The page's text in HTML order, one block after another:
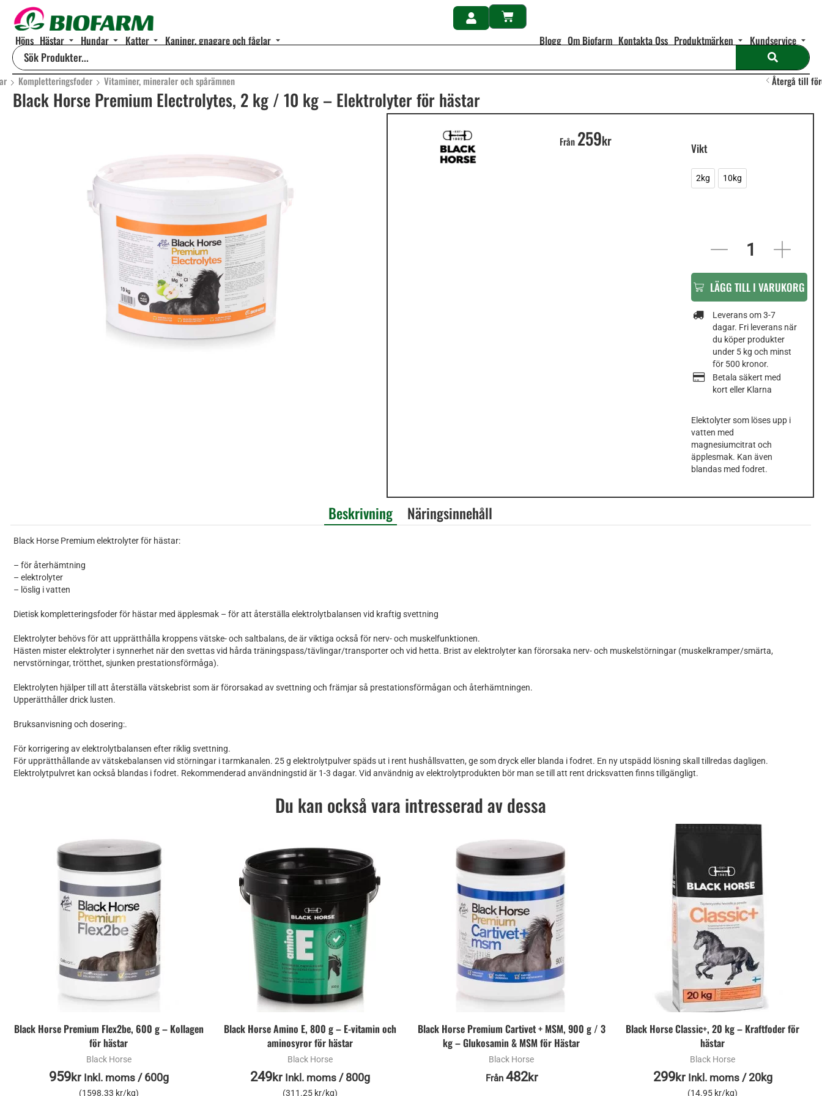
Höns Hästar Hundar Katter Kaniner, gnagare och fåglar Blogg Om Biofarm Kontakta Oss Produktmärken Kundservice
Kompletteringsfoder Vitaminer, mineraler och spårämnen Återgå till
Black Horse Premium Electrolytes, 2 kg / 10 kg – Elektrolyter för hästar
Från 259kr Vikt
2kg 10kg
LÄGG TILL I VARUKORG
Leverans om 3-7
dagar. Fri leverans när
du köper produkter
under 5 kg och minst
för 500 kronor.
Betala säkert med
kort eller Klarna
Elektolyter som löses upp i
vatten med
magnesiumcitrat och
äpplesmak. Kan även
blandas med fodret.
Beskrivning Näringsinnehåll
Black Horse Premium elektrolyter för hästar:
– för återhämtning
– elektrolyter
– löslig i vatten
Dietisk kompletteringsfoder för hästar med äpplesmak – för att återställa elektrolytbalansen vid kraftig svettning
Elektrolyter behövs för att upprätthålla kroppens vätske- och saltbalans, de är viktiga också för nerv- och muskelfunktionen.
Hästen mister elektrolyter i synnerhet när den svettas vid hårda träningspass/tävlingar/transporter och vid hetta. Brist av elektrolyter kan förorsaka nerv- och muskelstörningar (muskelkramper/smärta,
nervstörningar, trötthet, sjunken prestationsförmåga).
Elektrolyten hjälper till att återställa vätskebrist som är förorsakad av svettning och främjar så prestationsförmågan och återhämtningen.
Upperätthåller drick lusten.
Bruksanvisning och dosering:.
För korrigering av elektrolytbalansen efter riklig svettning.
För upprätthållande av vätskebalansen vid störningar i tarmkanalen. 25 g elektrolytpulver späds ut i rent hushållsvatten, ge som dryck eller blanda i fodret. En ny utspädd lösning skall tillredas dagligen.
Elektrolytpulvret kan också blandas i fodret. Rekommenderad användningstid är 1-3 dagar. Vid användnig av elektrolytprodukten bör man se till att rent dricksvatten finns tillgängligt.
Du kan också vara intresserad av dessa
Black Horse Premium Flex2be, 600 g – Kollagen
för hästar
Black Horse
959kr Inkl. moms/600g
(1598.33 kr/kg)
Black Horse Amino E, 800 g – E-vitamin och
aminosyror för hästar
Black Horse
249kr Inkl. moms/800g
(311.25 kr/kg)
Black Horse Premium Cartivet + MSM, 900 g / 3
kg – Glukosamin & MSM för Hästar
Black Horse
Från 482kr
Black Horse Classic+, 20 kg – Kraftfoder för
hästar
Black Horse
299kr Inkl. moms/20kg
(14.95 kr/kg)